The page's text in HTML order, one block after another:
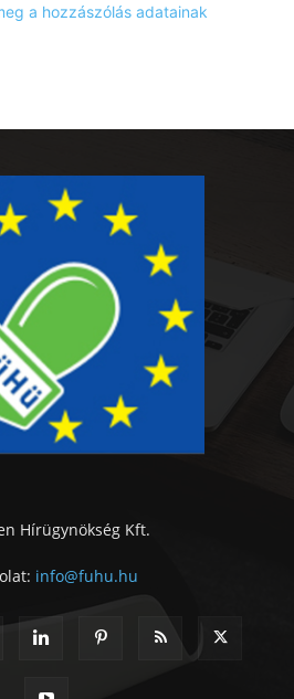
a hozzászólás adatainak
Hírügynökség Kft.
info@fuhu.hu